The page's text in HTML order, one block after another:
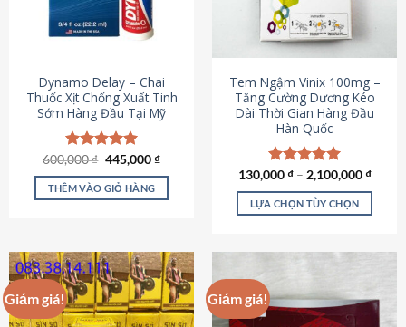
Dynamo Delay – Chai
Thuốc Xịt Chống Xuất Tinh
Sớm Hàng Đầu Tại Mỹ
Được xếp
hạng5.00
5 sao
600,000₫ Giá
là:
600,000 ₫.
445,000₫Giá
tại
THÊM VÀO GIỎ HÀNG
Tem Ngậm Vinix 100mg –
Tăng Cường Dương Kéo
Dài Thời Gian Hàng Đầu
Hàn Quốc
Được xếp
hạng5.00
5 sao
130,000₫– 2,100,000₫
LỰA CHỌN TÙY CHỌN
nhiều
biến
Giảm giá! Giảm giá!